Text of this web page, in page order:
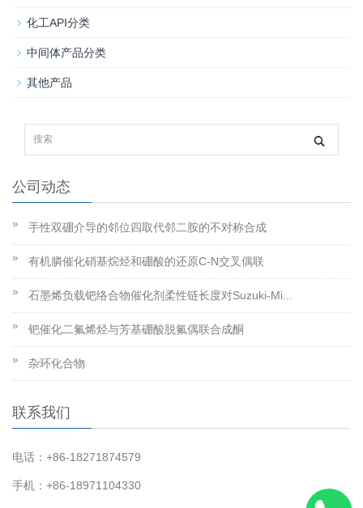
化工API分类
中间体产品分类
其他产品
公司动态
手性双硼介导的邻位四取代邻二胺的不对称合成
有机膦催化硝基烷烃和硼酸的还原C-N交叉偶联
石墨烯负载钯络合物催化剂柔性链长度对Suzuki-Mi...
钯催化二氟烯烃与芳基硼酸脱氟偶联合成酮
杂环化合物
联系我们
电话：+86-18271874579
手机：+86-18971104330